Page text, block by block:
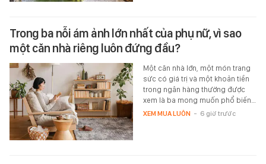
Trong ba nỗi ám ảnh lớn nhất của phụ nữ, vì sao
một căn nhà riêng luôn đứng đầu?
Một căn nhà lớn, một món trang
sức có giá trị và một khoản tiền
trong ngân hàng thường được
xem là ba mong muốn phổ biến…
XEM MUA LUÔN - 6 giờ trước